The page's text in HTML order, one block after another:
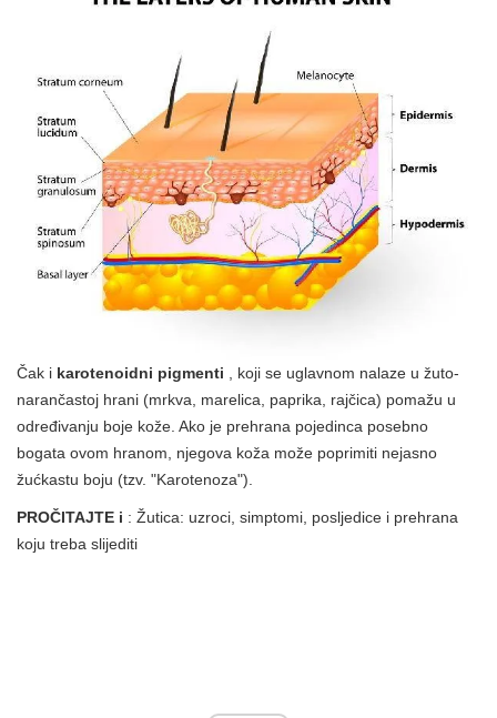
Čak i karotenoidni pigmenti , koji se uglavnom nalaze u žuto-
narančastoj hrani (mrkva, marelica, paprika, rajčica) pomažu u
određivanju boje kože. Ako je prehrana pojedinca posebno
bogata ovom hranom, njegova koža može poprimiti nejasno
žućkastu boju (tzv. "Karotenoza").
PROČITAJTE i : Žutica: uzroci, simptomi, posljedice i prehrana
koju treba slijediti